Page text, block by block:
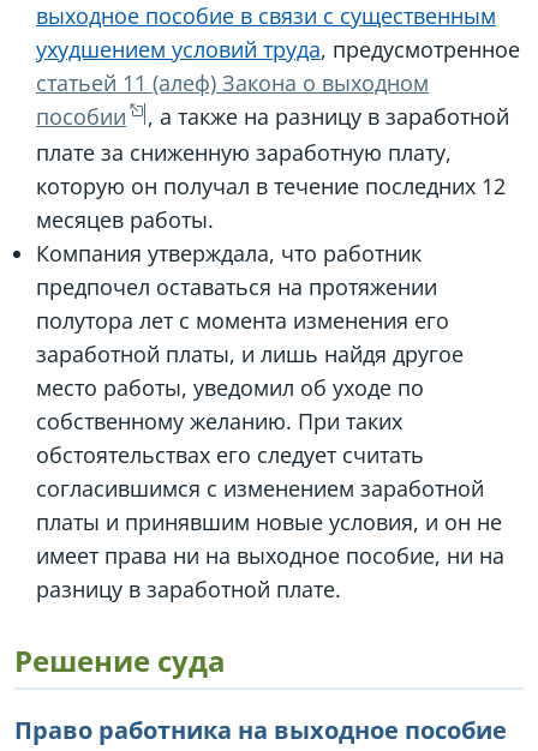
выходное пособие в связи с существенным
ухудшением условий труда, предусмотренное
статьей 11 (алеф) Закона о выходном
пособии
, а также на разницу в заработной
плате за сниженную заработную плату,
которую он получал в течение последних 12
месяцев работы.
Компания утверждала, что работник
предпочел оставаться на протяжении
полутора лет с момента изменения его
заработной платы, и лишь найдя другое
место работы, уведомил об уходе по
собственному желанию. При таких
обстоятельствах его следует считать
согласившимся с изменением заработной
платы и принявшим новые условия, и он не
имеет права ни на выходное пособие, ни на
разницу в заработной плате.
Решение суда
Право работника на выходное пособие